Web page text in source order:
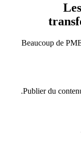
Beaucoup de
Publier du